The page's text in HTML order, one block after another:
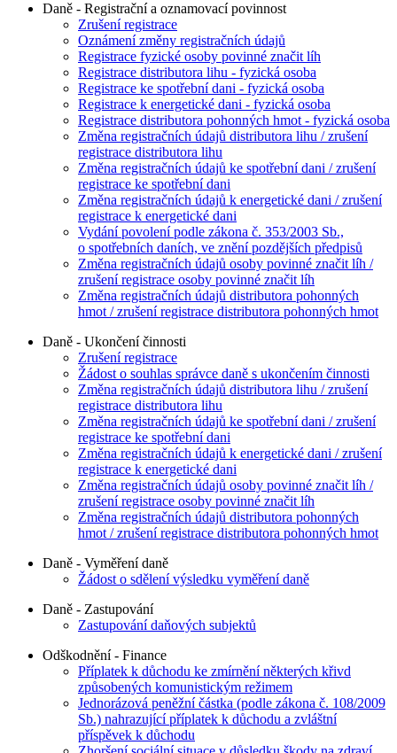
Daně - Registrační a oznamovací povinnost
Zrušení registrace
Oznámení změny registračních údajů
Registrace fyzické osoby povinné značit líh
Registrace distributora lihu - fyzická osoba
Registrace ke spotřební dani - fyzická osoba
Registrace k energetické dani - fyzická osoba
Registrace distributora pohonných hmot - fyzická osoba
Změna registračních údajů distributora lihu / zrušení
registrace distributora lihu
Změna registračních údajů ke spotřební dani / zrušení
registrace ke spotřební dani
Změna registračních údajů k energetické dani / zrušení
registrace k energetické dani
Vydání povolení podle zákona č. 353/2003 Sb.,
o spotřebních daních, ve znění pozdějších předpisů
Změna registračních údajů osoby povinné značit líh /
zrušení registrace osoby povinné značit líh
Změna registračních údajů distributora pohonných
hmot / zrušení registrace distributora pohonných hmot
Daně - Ukončení činnosti
Zrušení registrace
Žádost o souhlas správce daně s ukončením činnosti
Změna registračních údajů distributora lihu / zrušení
registrace distributora lihu
Změna registračních údajů ke spotřební dani / zrušení
registrace ke spotřební dani
Změna registračních údajů k energetické dani / zrušení
registrace k energetické dani
Změna registračních údajů osoby povinné značit líh /
zrušení registrace osoby povinné značit líh
Změna registračních údajů distributora pohonných
hmot / zrušení registrace distributora pohonných hmot
Daně - Vyměření daně
Žádost o sdělení výsledku vyměření daně
Daně - Zastupování
Zastupování daňových subjektů
Odškodnění - Finance
Příplatek k důchodu ke zmírnění některých křivd
způsobených komunistickým režimem
Jednorázová peněžní částka (podle zákona č. 108/2009
Sb.) nahrazující příplatek k důchodu a zvláštní
příspěvek k důchodu